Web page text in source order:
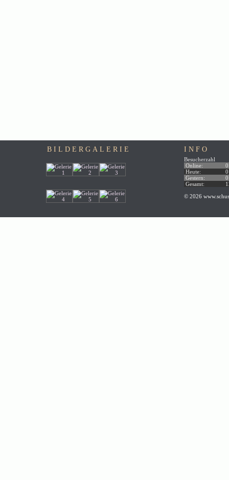
BILDERGALERIE INFO
Besucherzahl
Online:
0
Heute:
0
Gestern:
0
Gesamt:
© 2026